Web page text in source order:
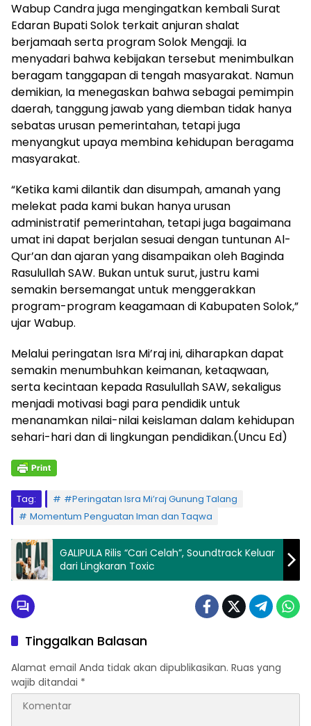
Wabup Candra juga mengingatkan kembali Surat
Edaran Bupati Solok terkait anjuran shalat
berjamaah serta program Solok Mengaji. Ia
menyadari bahwa kebijakan tersebut menimbulkan
beragam tanggapan di tengah masyarakat. Namun
demikian, Ia menegaskan bahwa sebagai pemimpin
daerah, tanggung jawab yang diemban tidak hanya
sebatas urusan pemerintahan, tetapi juga
menyangkut upaya membina kehidupan beragama
masyarakat.
“Ketika kami dilantik dan disumpah, amanah yang
melekat pada kami bukan hanya urusan
administratif pemerintahan, tetapi juga bagaimana
umat ini dapat berjalan sesuai dengan tuntunan Al-
Qur’an dan ajaran yang disampaikan oleh Baginda
Rasulullah SAW. Bukan untuk surut, justru kami
semakin bersemangat untuk menggerakkan
program-program keagamaan di Kabupaten Solok,”
ujar Wabup.
Melalui peringatan Isra Mi’raj ini, diharapkan dapat
semakin menumbuhkan keimanan, ketaqwaan,
serta kecintaan kepada Rasulullah SAW, sekaligus
menjadi motivasi bagi para pendidik untuk
menanamkan nilai-nilai keislaman dalam kehidupan
sehari-hari dan di lingkungan pendidikan.(Uncu Ed)
Tag:
#Peringatan Isra Mi’raj Gunung Talang
Momentum Penguatan Iman dan Taqwa
GALIPULA Rilis “Cari Celah”, Soundtrack Keluar
dari Lingkaran Toxic
Tinggalkan Balasan
Alamat email Anda tidak akan dipublikasikan. Ruas yang
wajib ditandai *